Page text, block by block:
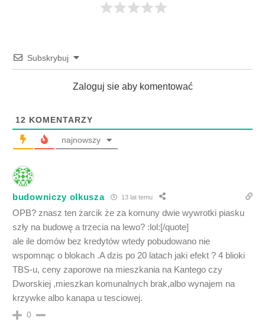
Subskrybuj
Zaloguj sie aby komentować
12 KOMENTARZY
najnowszy
budowniczy olkusza 13 lat temu
OPB? znasz ten żarcik że za komuny dwie wywrotki piasku
szły na budowę a trzecia na lewo? :lol:[/quote]
ale ile domów bez kredytów wtedy pobudowano nie
wspomnąc o blokach .A dzis po 20 latach jaki efekt ? 4 blioki
TBS-u, ceny zaporowe na mieszkania na Kantego czy
Dworskiej ,mieszkan komunalnych brak,albo wynajem na
krzywke albo kanapa u tesciowej.
0